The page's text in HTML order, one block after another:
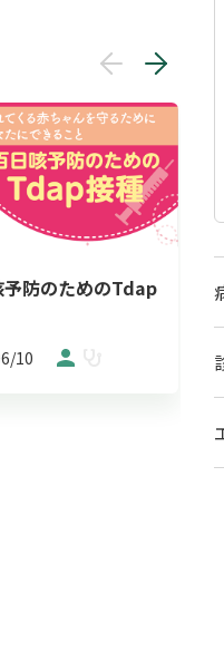
予防のためのTdap
10